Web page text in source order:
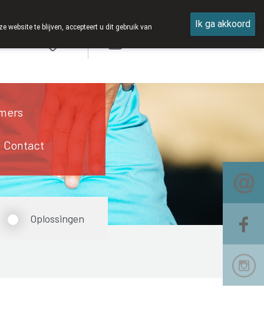
Contact
Oplossingen
website te blijven, accepteert u dit gebruik van
Ik ga akkoord